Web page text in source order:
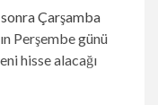
sonra Çarşamba
Perşembe günü
hisse alacağı